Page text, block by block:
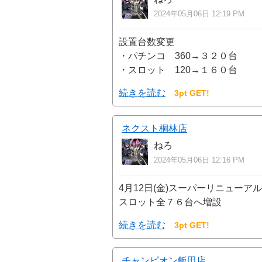
2024年05月06日 12:19 PM
設置台数変更
・パチンコ 360→３２０台
・スロット 120→１６０台
続きを読む 3pt GET!
ネクスト桐林店
ねろ
2024年05月06日 12:16 PM
4月12日(金)スーパーリニューア
スロット全７６台へ増設
続きを読む 3pt GET!